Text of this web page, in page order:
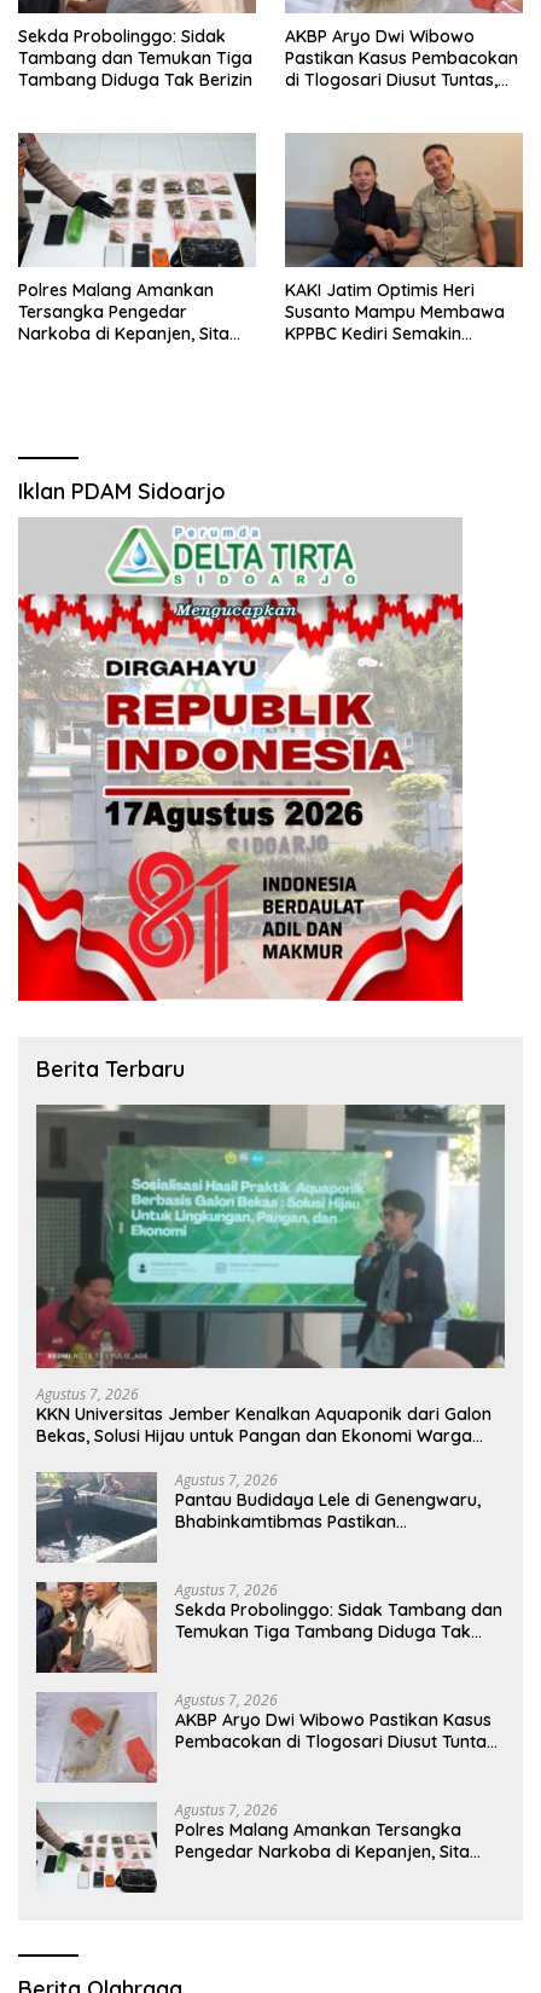
Sekda Probolinggo: Sidak
Tambang dan Temukan Tiga
Tambang Diduga Tak Berizin
AKBP Aryo Dwi Wibowo
Pastikan Kasus Pembacokan
di Tlogosari Diusut Tuntas,
Polres Malang Amankan
Tersangka Pengedar
Narkoba di Kepanjen, Sita
KAKI Jatim Optimis Heri
Susanto Mampu Membawa
KPPBC Kediri Semakin
Iklan PDAM Sidoarjo
Berita Terbaru
Agustus 7, 2026
KKN Universitas Jember Kenalkan Aquaponik dari Galon
Bekas, Solusi Hijau untuk Pangan dan Ekonomi Warga
Agustus 7, 2026
Pantau Budidaya Lele di Genengwaru,
Bhabinkamtibmas Pastikan
Agustus 7, 2026
Sekda Probolinggo: Sidak Tambang dan
Temukan Tiga Tambang Diduga Tak
Agustus 7, 2026
AKBP Aryo Dwi Wibowo Pastikan Kasus
Pembacokan di Tlogosari Diusut Tuntas,
Agustus 7, 2026
Polres Malang Amankan Tersangka
Pengedar Narkoba di Kepanjen, Sita